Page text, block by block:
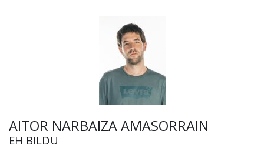
AITOR NARBAIZA AMASORRAIN
EH BILDU